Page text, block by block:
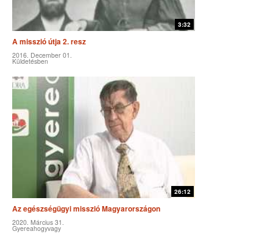
3:32
A misszió útja 2. resz
2016. December 01.
Küldetésben
26:12
Az egészségügyi misszió Magyarországon
2020. Március 31.
Gyereahogyvagy